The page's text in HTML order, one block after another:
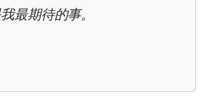
最期待的事。